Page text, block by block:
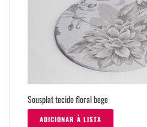
Sousplat tecido floral bege
ADICIONAR À LISTA